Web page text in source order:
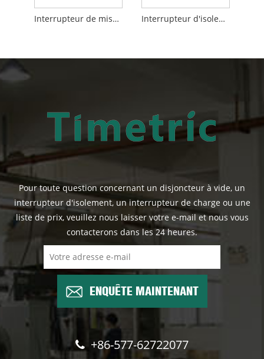
Interrupteur de mise à la terre Interrupteur d'isolement de type intérieur
Pour toute question concernant un disjoncteur à vide, un
interrupteur d'isolement, un interrupteur de charge ou une
liste de prix, veuillez nous laisser votre e-mail et nous vous
contacterons dans les 24 heures.
ENQUÊTE MAINTENANT
+86-577-62722077